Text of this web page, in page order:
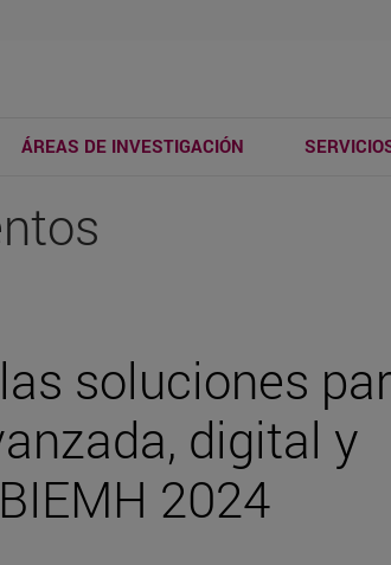
ÁREAS DE INVESTIGACIÓN
soluciones
digital y
2024